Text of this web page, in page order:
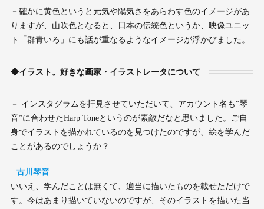
－確かに黄色というと元気や陽気さをあらわす色のイメージがあ
りますが、山吹色となると、日本の伝統色というか、映像ユニッ
ト「群青いろ」にも話が重なるようなイメージが浮かびました。
◆イラスト。好きな画家・イラストレータについて
－ インスタグラムを拝見させていただいて、アカウント名も“琴
音”に合わせたHarp Toneというのが素敵だなと思いました。ご自
身でイラストを描かれているのを見つけたのですが、絵を学んだ
ことがあるのでしょうか？
古川琴音
いいえ、学んだことは無くて、適当に描いたものを載せただけで
す。今はあまり描いていないのですが、そのイラストを描いた当